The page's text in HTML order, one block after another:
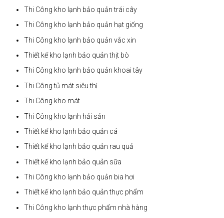
Thi Công kho lạnh bảo quản trái cây
Thi Công kho lạnh bảo quản hạt giống
Thi Công kho lạnh bảo quản vắc xin
Thiết kế kho lạnh bảo quản thịt bò
Thi Công kho lạnh bảo quản khoai tây
Thi Công tủ mát siêu thị
Thi Công kho mát
Thi Công kho lạnh hải sản
Thiết kế kho lạnh bảo quản cá
Thiết kế kho lạnh bảo quản rau quả
Thiết kế kho lạnh bảo quản sữa
Thi Công kho lạnh bảo quản bia hơi
Thiết kế kho lạnh bảo quản thực phẩm
Thi Công kho lạnh thực phẩm nhà hàng